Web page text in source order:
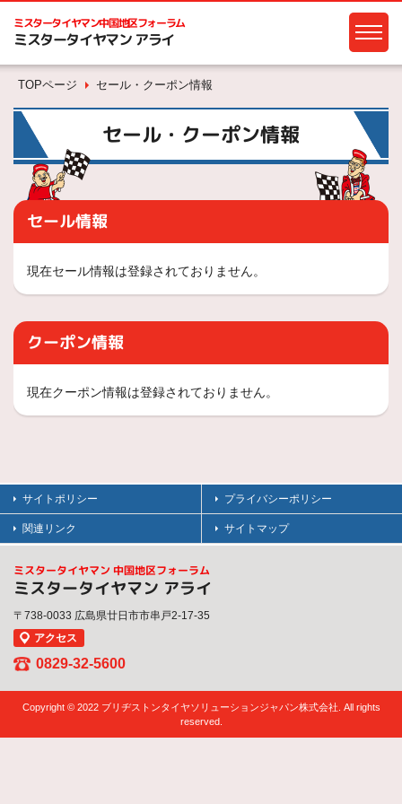
ミスタータイヤマン中国地区フォーラム
ミスタータイヤマン アライ
TOPページ セール・クーポン情報
セール・クーポン情報
セール情報
現在セール情報は登録されておりません。
クーポン情報
現在クーポン情報は登録されておりません。
サイトポリシー プライバシーポリシー
関連リンク サイトマップ
ミスタータイヤマン 中国地区フォーラム
ミスタータイヤマン アライ
〒738-0033 広島県廿日市市串戸2-17-35
アクセス
0829-32-5600
Copyright © 2022 ブリヂストンタイヤソリューションジャパン株式会社. All rights
reserved.